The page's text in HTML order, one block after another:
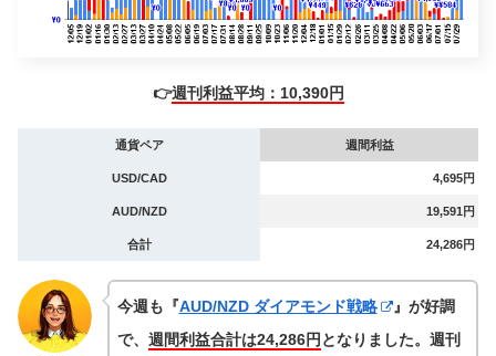
👉週刊利益平均：10,390円
通貨ペア 週間利益
USD/CAD 4,695円
AUD/NZD 19,591円
合計 24,286円
今週も『AUD/NZD ダイアモンド戦略
』が好調
で、 週間利益合計は24,286円となりました。週刊